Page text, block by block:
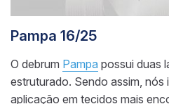
Pampa 16/25
O debrum Pampa possui duas
estruturado. Sendo assim, nós
aplicação em tecidos mais